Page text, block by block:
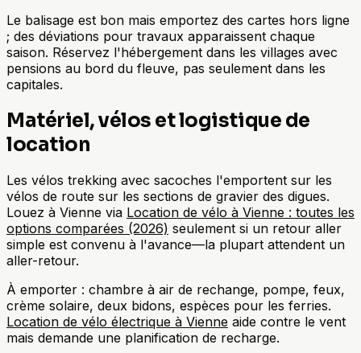
Le balisage est bon mais emportez des cartes hors ligne
; des déviations pour travaux apparaissent chaque
saison. Réservez l'hébergement dans les villages avec
pensions au bord du fleuve, pas seulement dans les
capitales.
Matériel, vélos et logistique de
location
Les vélos trekking avec sacoches l'emportent sur les
vélos de route sur les sections de gravier des digues.
Louez à Vienne via Location de vélo à Vienne : toutes les
options comparées (2026) seulement si un retour aller
simple est convenu à l'avance—la plupart attendent un
aller-retour.
À emporter : chambre à air de rechange, pompe, feux,
crème solaire, deux bidons, espèces pour les ferries.
Location de vélo électrique à Vienne aide contre le vent
mais demande une planification de recharge.